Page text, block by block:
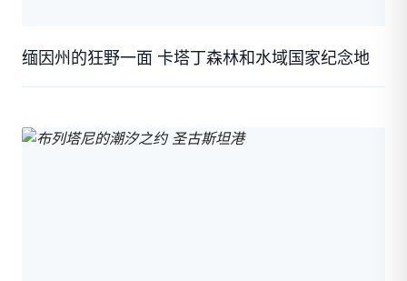
缅因州的狂野一面 卡塔丁森林和水域国家纪念地